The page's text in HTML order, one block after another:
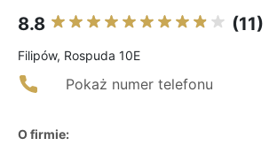
8.8 (11)
Filipów, Rospuda 10E
Pokaż numer telefonu
O firmie: